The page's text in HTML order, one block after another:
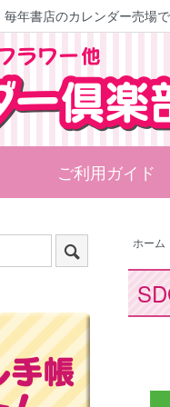
毎年書店のカレンダー売場
ご利用ガイド
ホーム